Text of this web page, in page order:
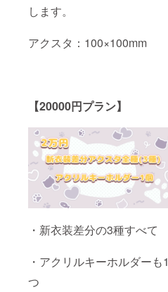
します。
アクスタ：100×100mm
【20000円プラン】
・新衣装差分の3種すべて
・アクリルキーホルダーも1
つ